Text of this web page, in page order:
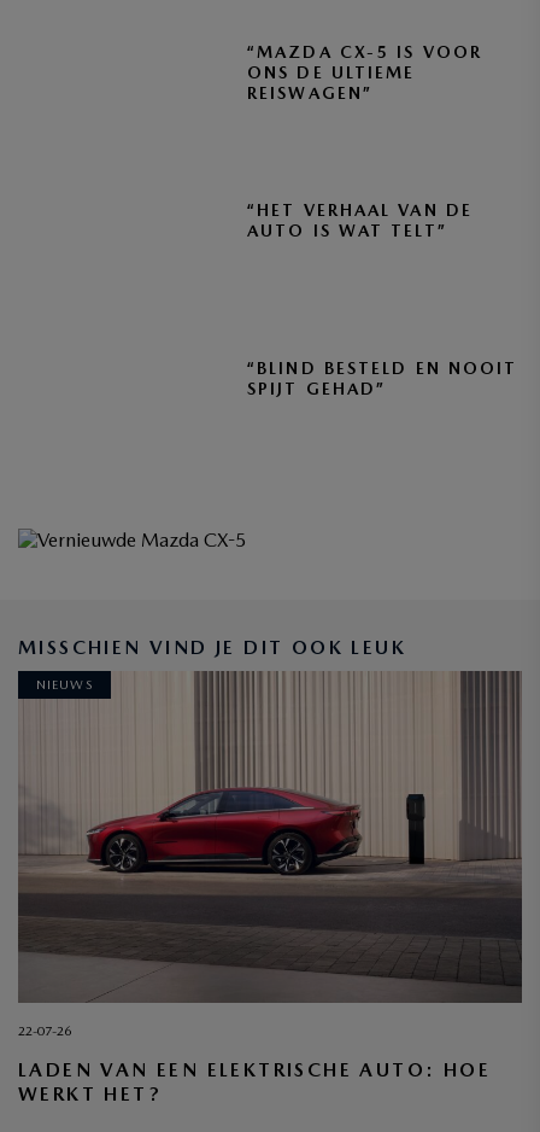
“MAZDA CX-5 IS VOOR
ONS DE ULTIEME
REISWAGEN”
“HET VERHAAL VAN DE
AUTO IS WAT TELT”
“BLIND BESTELD EN NOOIT
SPIJT GEHAD”
ONTDEK DE MOGELIJKHEDEN
MISSCHIEN VIND JE DIT OOK LEUK
NIEUWS
22-07-26
LADEN VAN EEN ELEKTRISCHE AUTO: HOE
WERKT HET?